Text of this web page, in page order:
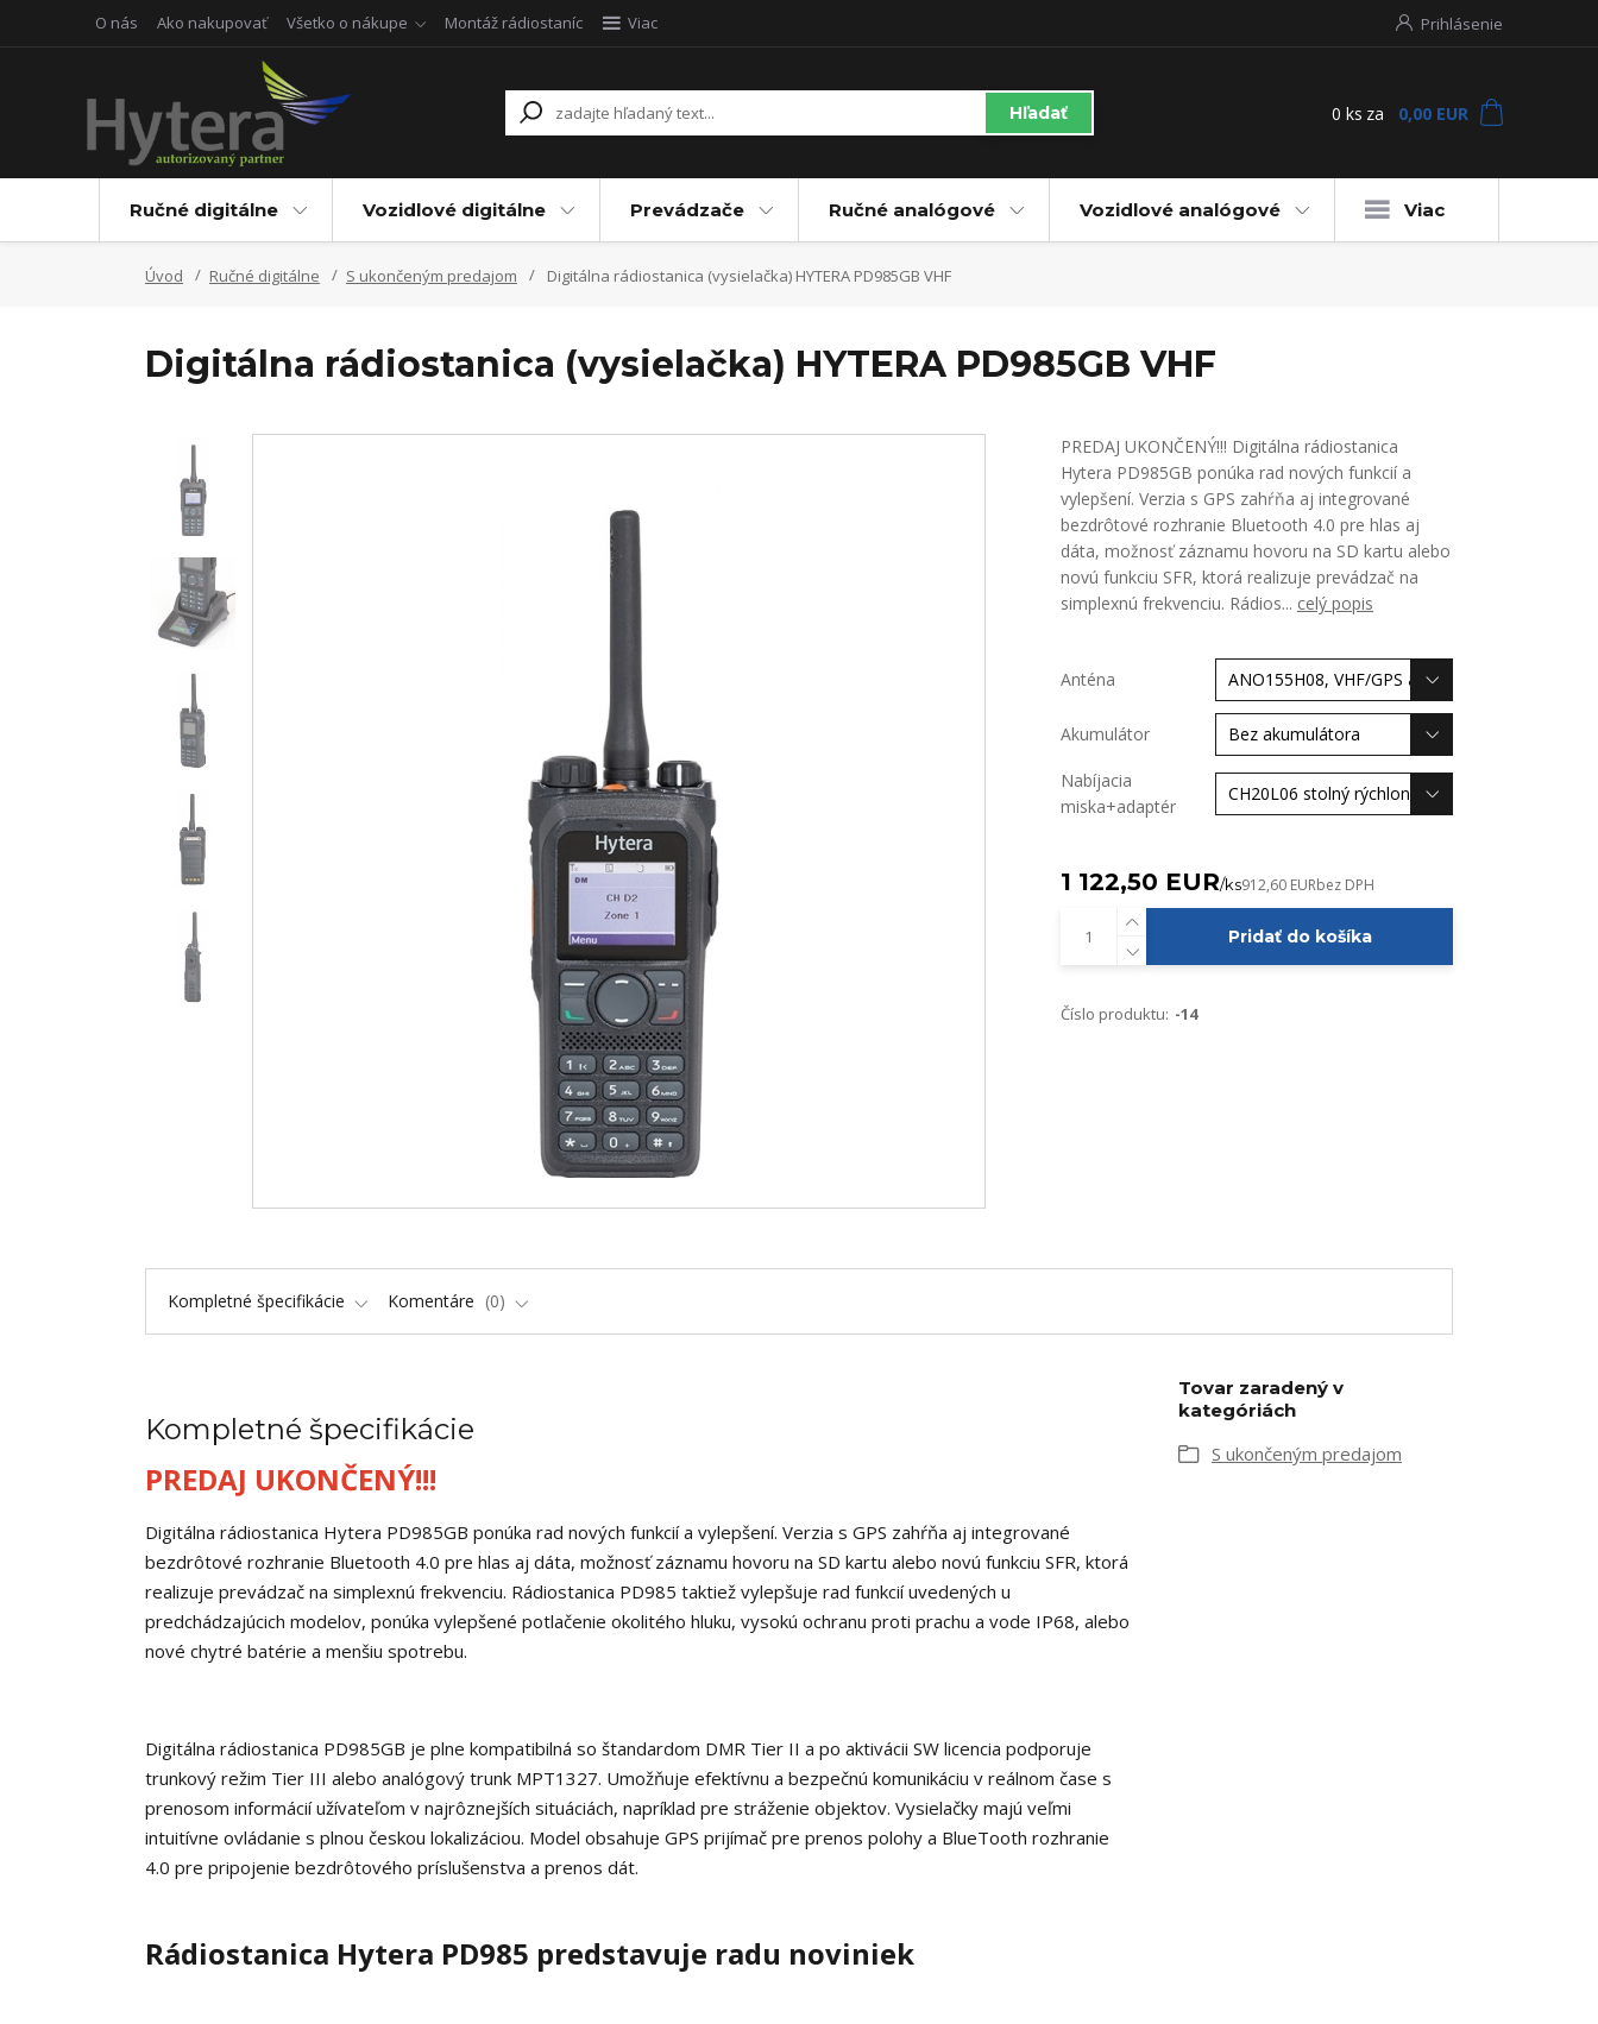
O nás Ako nakupovať Všetko o nákupe Montáž rádiostaníc Viac Prihlásenie
Hľadať 0 ks za 0,00 EUR
Ručné digitálne Vozidlové digitálne Prevádzače Ručné analógové Vozidlové analógové Viac
Úvod Ručné digitálne S ukončeným predajom Digitálna rádiostanica (vysielačka) HYTERA PD985GB VHF
Digitálna rádiostanica (vysielačka) HYTERA PD985GB VHF
PREDAJ UKONČENÝ!!! Digitálna rádiostanica
Hytera PD985GB ponúka rad nových funkcií a
vylepšení. Verzia s GPS zahŕňa aj integrované
bezdrôtové rozhranie Bluetooth 4.0 pre hlas aj
dáta, možnosť záznamu hovoru na SD kartu alebo
novú funkciu SFR, ktorá realizuje prevádzač na
simplexnú frekvenciu. Rádios... celý popis
Anténa
Akumulátor
Nabíjacia
miska+adaptér
1 122,50 EUR/ks912,60 EURbez DPH
Pridať do košíka
Číslo produktu: -14
Kompletné špecifikácie Komentáre 0
Kompletné špecifikácie
PREDAJ UKONČENÝ!!!
Digitálna rádiostanica Hytera PD985GB ponúka rad nových funkcií a vylepšení. Verzia s GPS zahŕňa aj integrované
bezdrôtové rozhranie Bluetooth 4.0 pre hlas aj dáta, možnosť záznamu hovoru na SD kartu alebo novú funkciu SFR, ktorá
realizuje prevádzač na simplexnú frekvenciu. Rádiostanica PD985 taktiež vylepšuje rad funkcií uvedených u
predchádzajúcich modelov, ponúka vylepšené potlačenie okolitého hluku, vysokú ochranu proti prachu a vode IP68, alebo
nové chytré batérie a menšiu spotrebu.
Digitálna rádiostanica PD985GB je plne kompatibilná so štandardom DMR Tier II a po aktivácii SW licencia podporuje
trunkový režim Tier III alebo analógový trunk MPT1327. Umožňuje efektívnu a bezpečnú komunikáciu v reálnom čase s
prenosom informácií užívateľom v najrôznejších situáciách, napríklad pre stráženie objektov. Vysielačky majú veľmi
intuitívne ovládanie s plnou českou lokalizáciou. Model obsahuje GPS prijímač pre prenos polohy a BlueTooth rozhranie
4.0 pre pripojenie bezdrôtového príslušenstva a prenos dát.
Rádiostanica Hytera PD985 predstavuje radu noviniek
Tovar zaradený v
kategóriách
S ukončeným predajom